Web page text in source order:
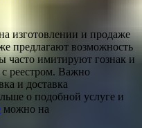
изготовлении и продаже
предлагают возможность
часто имитируют гознак и
реестром. Важно
и доставка
о подобной услуге и
можно на